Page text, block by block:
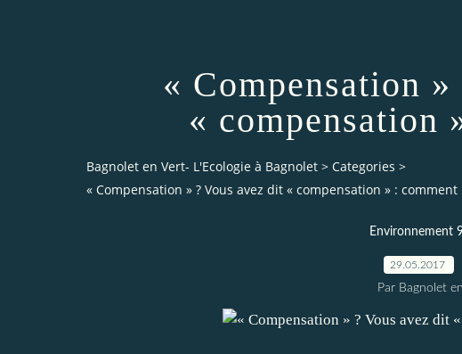
« Compensation
« compensation
Bagnolet en Vert- L'Ecologie à Bagnolet > Categories >
« Compensation » ? Vous avez dit « compensation » : comment
Environnement
29.05.2017
Par Bagnolet